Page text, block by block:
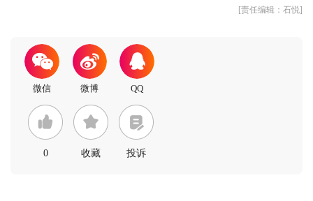
[责任编辑：石悦]
0 收藏 投诉